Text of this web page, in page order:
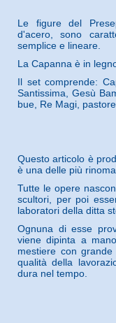
Le figure del
d'acero, sono
semplice e lineare.
La Capanna è in
Il set comprende:
Santissima, Gesù
bue, Re Magi, pastore.
Questo articolo è
è una delle più
Tutte le opere
scultori, per poi
laboratori della ditta
Ognuna di esse
viene dipinta a
mestiere con
qualità della
dura nel tempo.